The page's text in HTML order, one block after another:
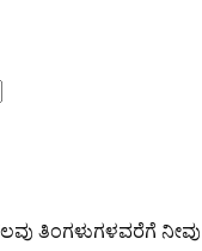
ತಿಂಗಳುಗಳವರೆಗೆ